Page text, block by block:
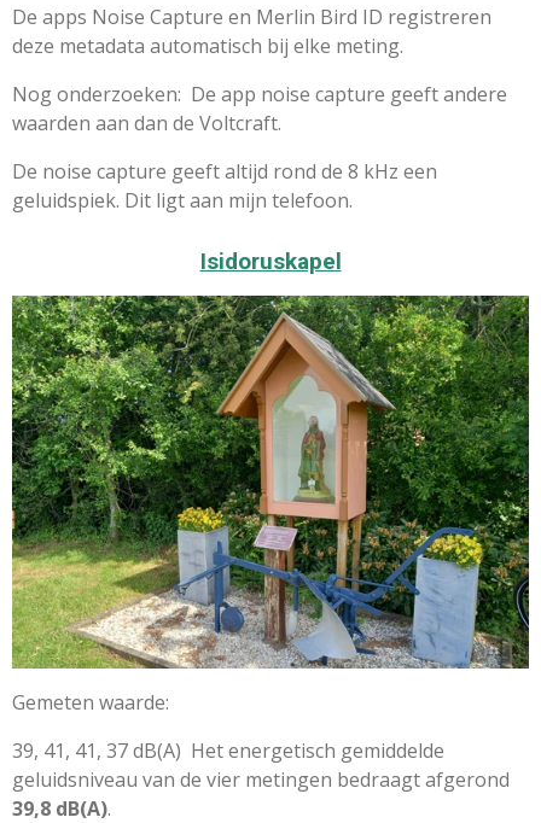
De apps Noise Capture en Merlin Bird ID registreren
deze metadata automatisch bij elke meting.
Nog onderzoeken: De app noise capture geeft andere
waarden aan dan de Voltcraft.
De noise capture geeft altijd rond de 8 kHz een
geluidspiek. Dit ligt aan mijn telefoon.
Isidoruskapel
Gemeten waarde:
39, 41, 41, 37 dB(A) Het energetisch gemiddelde
geluidsniveau van de vier metingen bedraagt afgerond
39,8 dB(A).